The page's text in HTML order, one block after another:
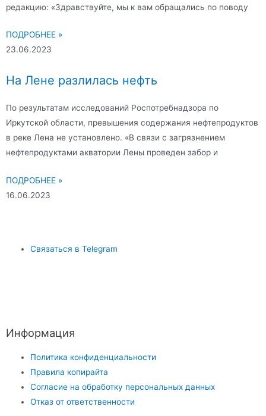
редакцию: «Здравствуйте, мы к вам обращались по поводу
ПОДРОБНЕЕ »
23.06.2023
На Лене разлилась нефть
По результатам исследований Роспотребнадзора по
Иркутской области, превышения содержания нефтепродуктов
в реке Лена не установлено. «В связи с загрязнением
нефтепродуктами акватории Лены проведен забор и
ПОДРОБНЕЕ »
16.06.2023
Связаться в Telegram
Информация
Политика конфиденциальности
Правила копирайта
Согласие на обработку персональных данных
Отказ от ответственности